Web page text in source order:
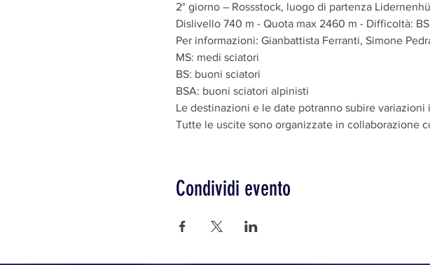
2° giorno – Rossstock, luogo di partenza
Dislivello 740 m - Quota max 2460 m - Difficoltà: BS
Per informazioni: Gianbattista Ferranti, Simone
MS: medi sciatori
BS: buoni sciatori
BSA: buoni sciatori alpinisti
Le destinazioni e le date potranno subire
Tutte le uscite sono organizzate in collaborazione
Condividi evento